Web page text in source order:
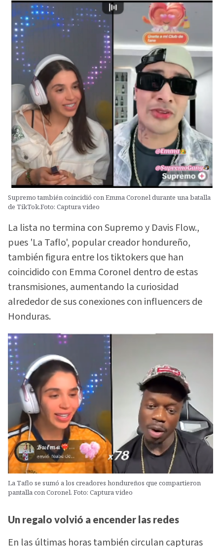
Supremo también coincidió con Emma Coronel durante una batalla
de TikTok.Foto: Captura video
La lista no termina con Supremo y Davis Flow.,
pues 'La Taflo', popular creador hondureño,
también figura entre los tiktokers que han
coincidido con Emma Coronel dentro de estas
transmisiones, aumentando la curiosidad
alrededor de sus conexiones con influencers de
Honduras.
La Taflo se sumó a los creadores hondureños que compartieron
pantalla con Coronel. Foto: Captura video
Un regalo volvió a encender las redes
En las últimas horas también circulan capturas